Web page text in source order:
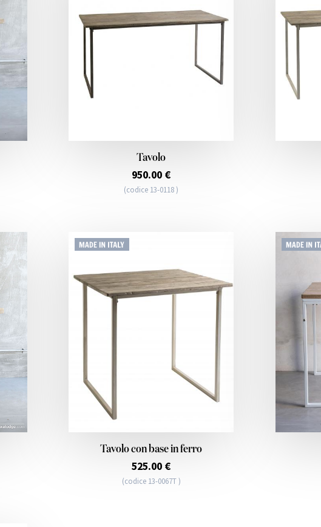
Tavolo
950.00 €
(codice 13-0118 )
Tavolo con base in ferro
525.00 €
(codice 13-0067T )